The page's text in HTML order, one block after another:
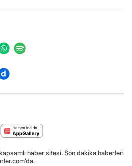
haber sitesi. Son dakika haberleri